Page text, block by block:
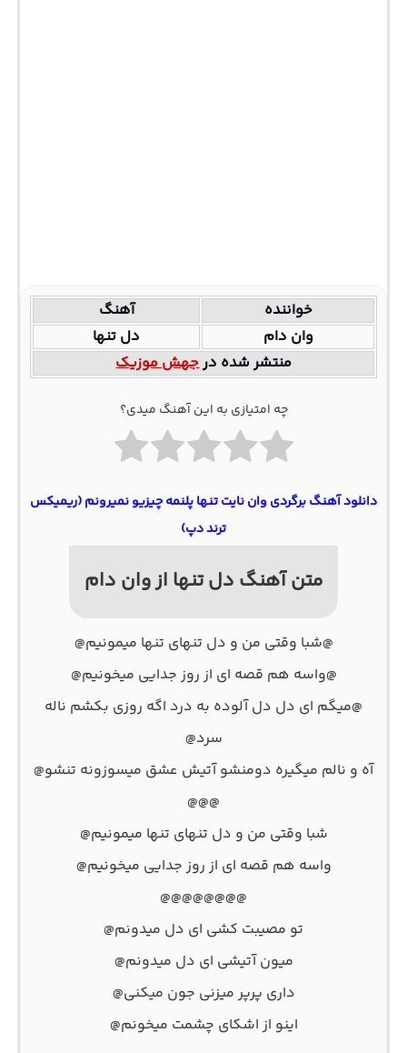
خواننده
آهنگ
وان دام
دل تنها
منتشر شده درجهش موزیک
چه امتیازی به این آهنگ میدی؟
دانلود آهنگ برگردی وان نایت تنها پلنمه چیزیو نمیرونم (ریمیکس
ترند دپ)
متن آهنگ دل تنها از وان دام
@شبا وقتی من و دل تنهای تنها میمونیم@
@واسه هم قصه ای از روز جدایی میخونیم@
@میگم ای دل دل آلوده به درد اگه روزی بکشم ناله
سرد@
آه و نالم میگیره دومنشو آتیش عشق میسوزونه تنشو@
@@@
شبا وقتی من و دل تنهای تنها میمونیم@
واسه هم قصه ای از روز جدایی میخونیم@
@@@@@@@@
تو مصیبت کشی ای دل میدونم@
میون آتیشی ای دل میدونم@
داری پرپر میزنی جون میکنی@
اینو از اشکای چشمت میخونم@